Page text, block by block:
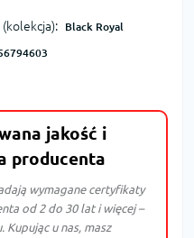
(kolekcja): Black Royal
jakość i
producenta
wymagane certyfikaty
od 2 do 30 lat i więcej –
u nas, masz